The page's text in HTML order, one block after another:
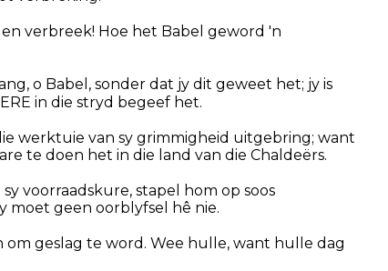
verbreek! Hoe het Babel geword 'n
o Babel, sonder dat jy dit geweet het; jy is
in die stryd begeef het.
werktuie van sy grimmigheid uitgebring; want
te doen het in die land van die Chaldeërs.
voorraadskure, stapel hom op soos
moet geen oorblyfsel hê nie.
om geslag te word. Wee hulle, want hulle dag